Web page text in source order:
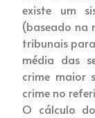
existe um
(baseado na
tribunais
média das
crime maior
crime no
O cálculo